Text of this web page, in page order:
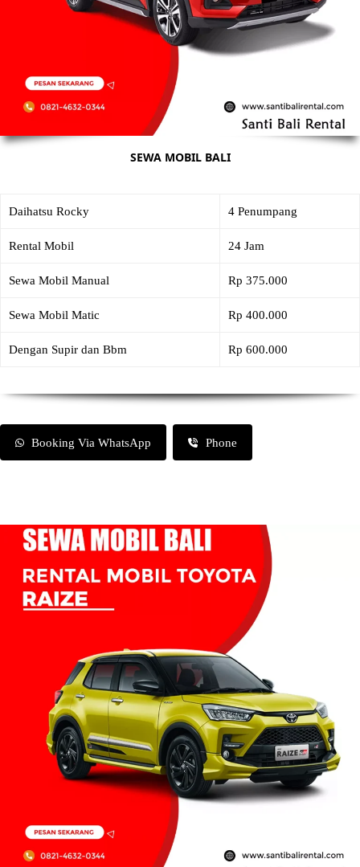
SEWA MOBIL BALI
Daihatsu Rocky 4 Penumpang
Rental Mobil 24 Jam
Sewa Mobil Manual Rp 375.000
Sewa Mobil Matic Rp 400.000
Dengan Supir dan Bbm Rp 600.000
Booking Via WhatsApp Phone